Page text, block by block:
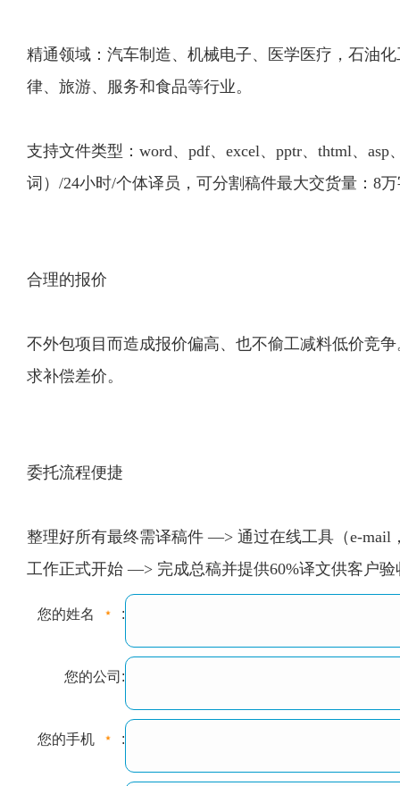
精通领域：汽车制造、机械电子、医学医疗，石油
律、旅游、服务和食品等行业。
支持文件类型：word、pdf、excel、pptr、thtml、
词）/24小时/个体译员，可分割稿件最大交货量：8
合理的报价
不外包项目而造成报价偏高、也不偷工减料低价竞
求补偿差价。
委托流程便捷
整理好所有最终需译稿件 —> 通过在线工具（e-mail
工作正式开始 —> 完成总稿并提供60%译文供客户
您的姓名 :
您的公司:
您的手机 :